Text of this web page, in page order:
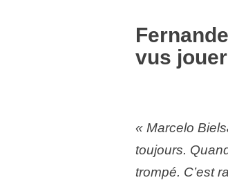
vus
« Marcelo
toujours.
trompé. C’est